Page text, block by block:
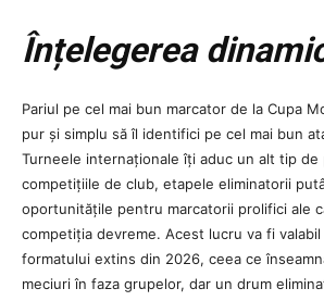
Înțelegerea
Pariul pe cel mai bun marcator de la Cupa
pur și simplu să îl identifici pe cel mai bun
Turneele internaționale îți aduc un alt tip de
competițiile de club, etapele eliminatorii
oportunitățile pentru marcatorii prolifici ale
competiția devreme. Acest lucru va fi valabil
formatului extins din 2026, ceea ce
meciuri în faza grupelor, dar un drum